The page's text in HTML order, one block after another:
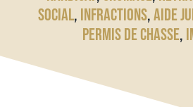
SOCIAL, INFRACTIONS,AIDE
PERMIS DE CHASSE,